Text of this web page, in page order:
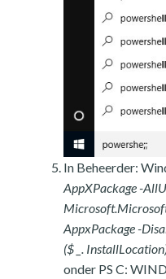
In Beheerder:
AppXPackage -
AppxPackage -
($ _.
onder PS C: